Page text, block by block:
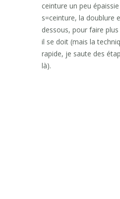
ceinture un peu
s=ceinture, la doublure
dessous, pour faire
il se doit (mais la
rapide, je saute des
là).